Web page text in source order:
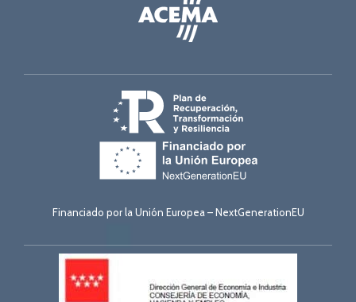
Financiado por la Unión Europea – NextGenerationEU